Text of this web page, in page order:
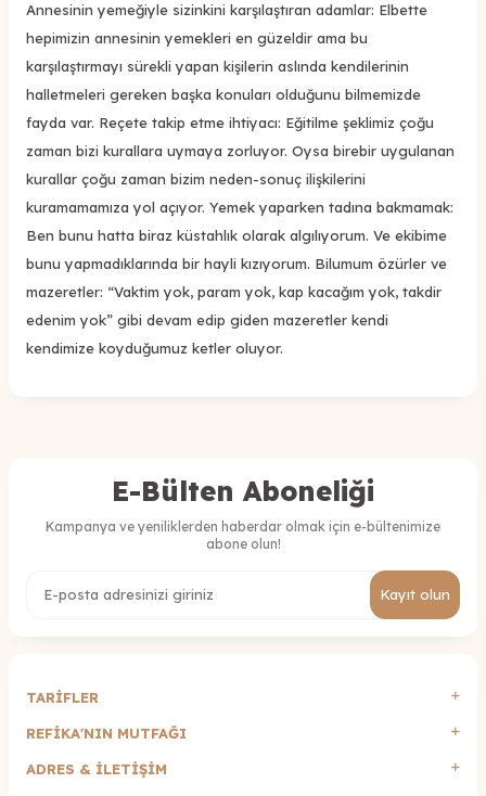
Annesinin yemeğiyle sizinkini karşılaştıran adamlar: Elbette
hepimizin annesinin yemekleri en güzeldir ama bu
karşılaştırmayı sürekli yapan kişilerin aslında kendilerinin
halletmeleri gereken başka konuları olduğunu bilmemizde
fayda var. Reçete takip etme ihtiyacı: Eğitilme şeklimiz çoğu
zaman bizi kurallara uymaya zorluyor. Oysa birebir uygulanan
kurallar çoğu zaman bizim neden-sonuç ilişkilerini
kuramamamıza yol açıyor. Yemek yaparken tadına bakmamak:
Ben bunu hatta biraz küstahlık olarak algılıyorum. Ve ekibime
bunu yapmadıklarında bir hayli kızıyorum. Bilumum özürler ve
mazeretler: “Vaktim yok, param yok, kap kacağım yok, takdir
edenim yok” gibi devam edip giden mazeretler kendi
kendimize koyduğumuz ketler oluyor.
E-Bülten Aboneliği
Kampanya ve yeniliklerden haberdar olmak için e-bültenimize
abone olun!
Kayıt olun
TARİFLER
REFİKA'NIN MUTFAĞI
ADRES & İLETIŞIM